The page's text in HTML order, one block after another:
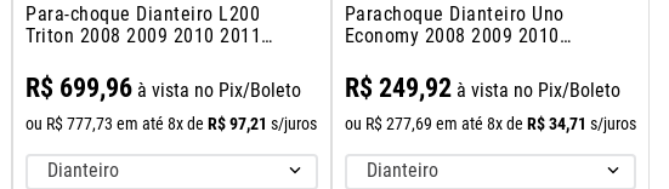
Para-choque Dianteiro L200
Triton 2008 2009 2010 2011
R$ 699,96 à vista no Pix/Boleto
ou R$777,73 em até 8x de R$97,21 s/juros
Dianteiro
Parachoque Dianteiro Uno
Economy 2008 2009 2010
R$ 249,92à vista no Pix/Boleto
ou R$ 277,69 em até 8x de R$ 34,71 s/juros
Dianteiro